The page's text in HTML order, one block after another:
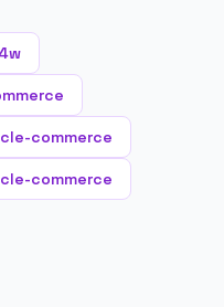
commerce
commerce